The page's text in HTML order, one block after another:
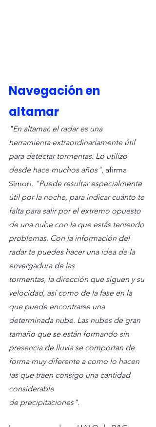
Navegación en
altamar
"En altamar, el radar es una
herramienta extraordinariamente útil
para detectar tormentas. Lo utilizo
desde hace muchos años", afirma
Simon. "Puede resultar especialmente
útil por la noche, para indicar cuánto te
falta para salir por el extremo opuesto
de una nube con la que estás teniendo
problemas. Con la información del
radar te puedes hacer una idea de la
envergadura de las
tormentas, la dirección que siguen y su
velocidad, así como de la fase en la
que puede encontrarse una
determinada nube. Las nubes de gran
tamaño que se están formando sin
presencia de lluvia se comportan de
forma muy diferente a como lo hacen
las que traen consigo una cantidad
considerable
de precipitaciones".